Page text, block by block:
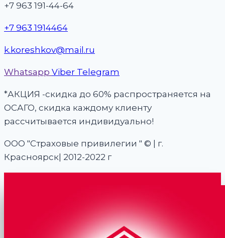
+7 963 191-44-64
+7 963 1914464
k.koreshkov@mail.ru
Whatsapp Viber Telegram
*АКЦИЯ -скидка до 60% распространяется на
ОСАГО, скидка каждому клиенту
рассчитывается индивидуально!
ООО "Страховые привилегии " © | г.
Красноярск| 2012-2022 г